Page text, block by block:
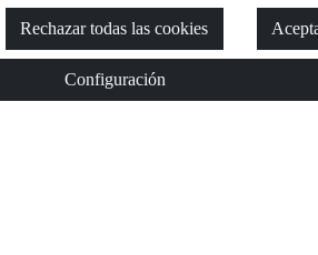
Rechazar todas las cookies
Configuración